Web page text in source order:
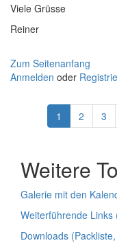
Viele Grüsse
Reiner
Zum Seitenanfang
Anmelden oder
1 2 3
Weitere
Galerie mit den
Weiterführende
Downloads